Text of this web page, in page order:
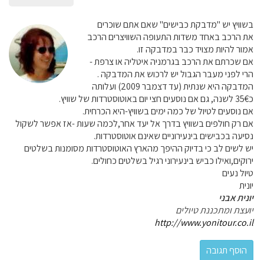
בשוויץ יש "מדבקת כבישים" שאם אתם שוכרים
את הרכב באחד משדות התעופה השוויצרים הרכב
אמור להיות מצויד כבר במדבקה זו.
אם שכרתם את הרכב בגרמניה איטליה או צרפת -
הרי לפני מעבר הגבול יש לרכוש את המדבקה .
המדבקה היא שנתית (עד דצמבר 2009) ועלותה
כ35€ לשנה, גם אם נוסעים חצי יום באוטוסטרדות של שוויץ.
אם נוסעים לטיול של כמה ימים בשוויץ-היא הכרחית.
אם רק חולפים בשוויץ בדרך אל יעד אחר,לכמה שעות -אז אפשר לשקול
נסיעה בכבישים בינעירוניים שאינם אוטוסטרדות.
יש לשים לב כי בדיוק ההיפך מהארץ האוטוסטרדות מסומנות בשלטים
ירוקים,ואילו כביש בינעירוני רגיל בשלטים כחולים.
טיול נעים
יונית
יונית אבני
יועצת ומתכננת טיולים
http://www.yonitour.co.il